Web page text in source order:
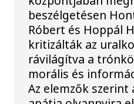
beszélgetésen
Róbert és Hoppál
kritizálták az
rávilágítva a
morális és
Az elemzők